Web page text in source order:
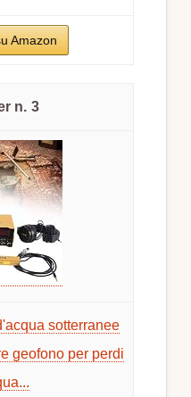
Amazon
3
sotterranee
geofono per perdi